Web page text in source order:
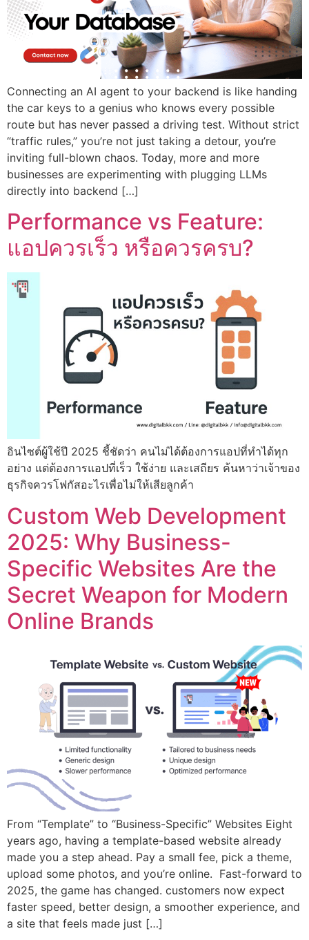
Connecting an AI agent to your backend is like handing
the car keys to a genius who knows every possible
route but has never passed a driving test. Without strict
“traffic rules,” you’re not just taking a detour, you’re
inviting full-blown chaos. Today, more and more
businesses are experimenting with plugging LLMs
directly into backend […]
Performance vs Feature:
แอปควรเร็ว หรือควรครบ?
อินไซต์ผู้ใช้ปี 2025 ชี้ชัดว่า คนไม่ได้ต้องการแอปที่ทำได้ทุก
อย่าง แต่ต้องการแอปที่เร็ว ใช้ง่าย และเสถียร ค้นหาว่าเจ้าของ
ธุรกิจควรโฟกัสอะไรเพื่อไม่ให้เสียลูกค้า
Custom Web Development
2025: Why Business-
Specific Websites Are the
Secret Weapon for Modern
Online Brands
From “Template” to “Business-Specific” Websites Eight
years ago, having a template-based website already
made you a step ahead. Pay a small fee, pick a theme,
upload some photos, and you’re online. Fast-forward to
2025, the game has changed. customers now expect
faster speed, better design, a smoother experience, and
a site that feels made just […]